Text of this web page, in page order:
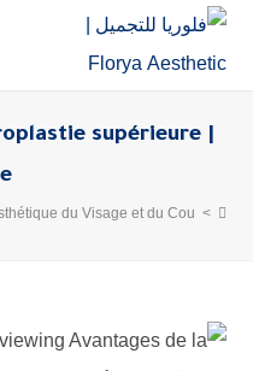
supérieure |
>
du Visage et du Cou